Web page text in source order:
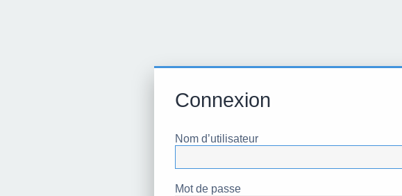
Connexion
Nom d’utilisateur
Mot de passe